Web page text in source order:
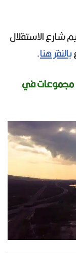
الاستقلال
بالنقر هنا.
مجموعات في